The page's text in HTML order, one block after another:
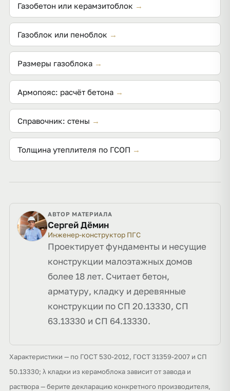
Газобетон или керамзитоблок →
Газоблок или пеноблок →
Размеры газоблока →
Армопояс: расчёт бетона →
Справочник: стены →
Толщина утеплителя по ГСОП →
АВТОР МАТЕРИАЛА
Сергей Дёмин
Инженер-конструктор ПГС
Проектирует фундаменты и несущие
конструкции малоэтажных домов
более 18 лет. Считает бетон,
арматуру, кладку и деревянные
конструкции по СП 20.13330, СП
63.13330 и СП 64.13330.
Характеристики — по ГОСТ 530-2012, ГОСТ 31359-2007 и СП
50.13330; λ кладки из керамоблока зависит от завода и
раствора — берите декларацию конкретного производителя,